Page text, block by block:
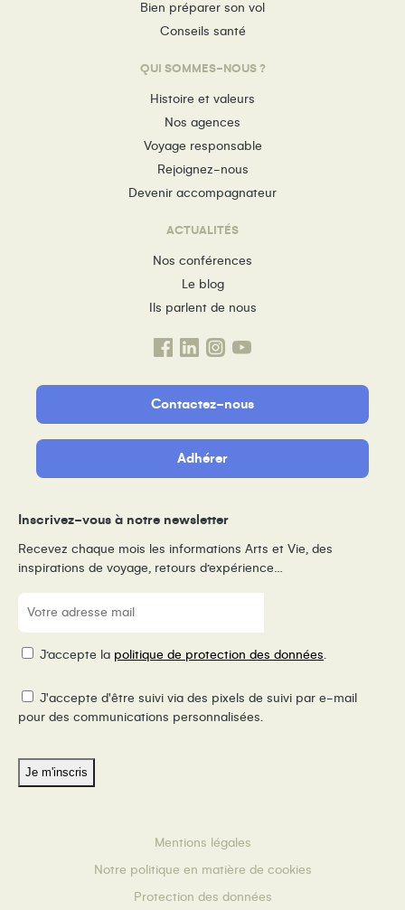
Bien préparer son vol
Conseils santé
QUI SOMMES-NOUS ?
Histoire et valeurs
Nos agences
Voyage responsable
Rejoignez-nous
Devenir accompagnateur
ACTUALITÉS
Nos conférences
Le blog
Ils parlent de nous
Contactez-nous
Adhérer
Inscrivez-vous à notre newsletter
Recevez chaque mois les informations Arts et Vie, des
inspirations de voyage, retours d’expérience…
E-
mail
RGPDJ’accepte la politique de protection des données.
Pixel
de
J'accepte d'être suivi via des pixels de suivi par e-mail
pour des communications personnalisées.
Mentions légales
Notre politique en matière de cookies
Protection des données